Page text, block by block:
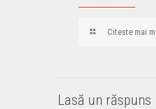
Citeste mai
Lasă un răspuns